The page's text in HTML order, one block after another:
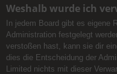
Weshalb wurde ich
In jedem Board gibt es eigene
Administration festgelegt
verstoßen hast, kann sie dir
dies die Entscheidung der
Limited nichts mit dieser